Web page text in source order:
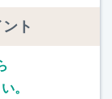
ト
。